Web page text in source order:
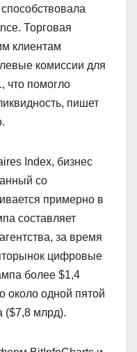
Торговая
клиентам
комиссии для
что помогло
пишет
Index, бизнес
со
примерно в
составляет
за время
цифровые
более $1,4
около одной пятой
($7,8 млрд).